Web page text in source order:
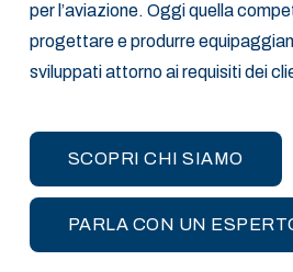
per l’aviazione. Oggi quella
progettare e produrre
sviluppati attorno ai requisiti dei
SCOPRI CHI SIAMO
PARLA CON UN